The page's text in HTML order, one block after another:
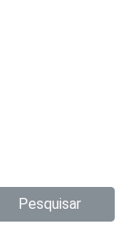
Pesquisar